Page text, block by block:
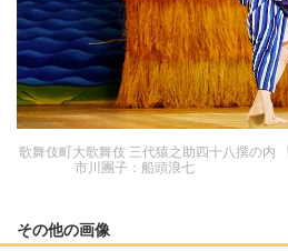
歌舞伎町大歌舞伎 三代猿之助四十八撰の
市川團子：船頭浪七
その他の画像